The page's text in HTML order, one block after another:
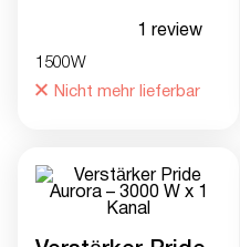
1 review
1500W
Nicht mehr lieferbar